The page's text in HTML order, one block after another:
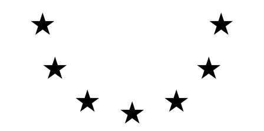
★
★
★
★
★
★
★